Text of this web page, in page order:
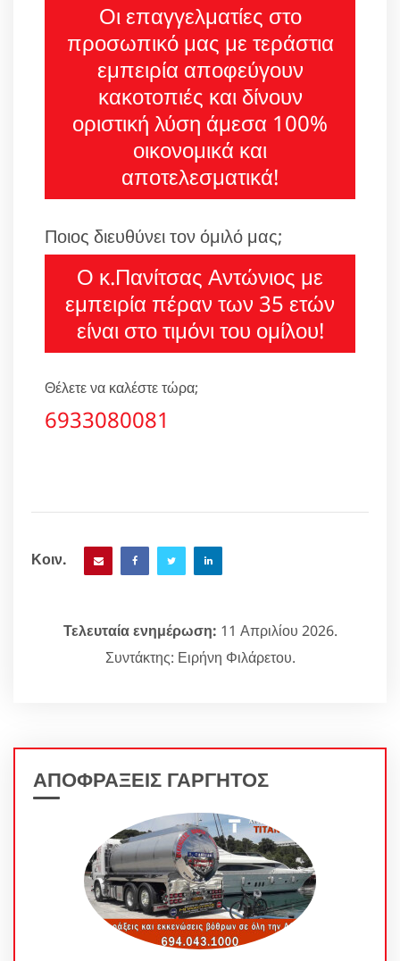
Οι επαγγελματίες στο
προσωπικό μας με τεράστια
εμπειρία αποφεύγουν
κακοτοπιές και δίνουν
οριστική λύση άμεσα 100%
οικονομικά και
αποτελεσματικά!
Ποιος διευθύνει τον όμιλό μας;
Ο κ.Πανίτσας Αντώνιος με
εμπειρία πέραν των 35 ετών
είναι στο τιμόνι του ομίλου!
Θέλετε να καλέστε τώρα;
6933080081
Κοιν.
Τελευταία ενημέρωση: 11 Απριλίου 2026.
Συντάκτης: Ειρήνη Φιλάρετου.
ΑΠΟΦΡΑΞΕΙΣ ΓΑΡΓΗΤΟΣ